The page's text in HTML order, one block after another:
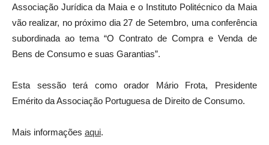
Associação Jurídica da Maia e o Instituto Politécnico da Maia
vão realizar, no próximo dia 27 de Setembro, uma conferência
subordinada ao tema “O Contrato de Compra e Venda de
Bens de Consumo e suas Garantias”.
Esta sessão terá como orador Mário Frota, Presidente
Emérito da Associação Portuguesa de Direito de Consumo.
Mais informações aqui.